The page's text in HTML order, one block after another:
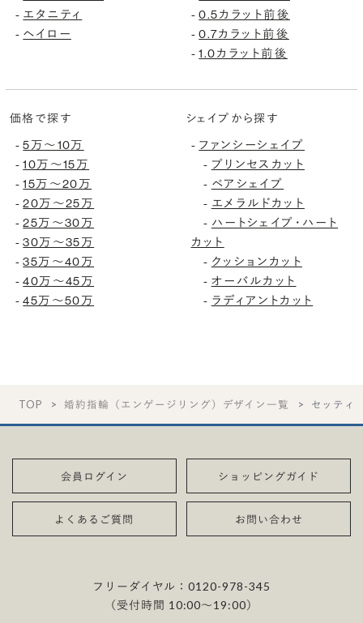
- エタニティ
- ヘイロー
-0.5カラット前後
-0.7カラット前後
-1.0カラット前後
価格で探す
-5万〜10万
-10万〜15万
-15万〜20万
-20万〜25万
-25万〜30万
-30万〜35万
-35万〜40万
-40万〜45万
-45万〜50万
シェイプから探す
- ファンシーシェイプ
- プリンセスカット
- ペアシェイプ
- エメラルドカット
- ハートシェイプ・ハート
カット
- クッションカット
- オーバルカット
- ラディアントカット
TOP 婚約指輪（エンゲージリング）デザイン一覧 セッティ
会員ログイン ショッピングガイド
よくあるご質問 お問い合わせ
フリーダイヤル：0120-978-345
（受付時間 10:00〜19:00）